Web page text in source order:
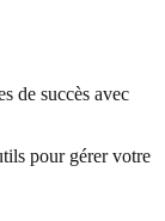
de succès avec
pour gérer votre